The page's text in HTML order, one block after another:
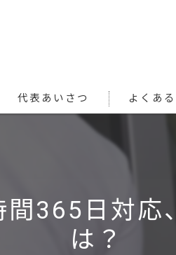
代表あいさつ よくあ
365日対応
は？